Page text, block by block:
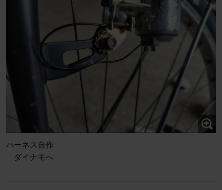
ハーネス自作
ダイナモへ